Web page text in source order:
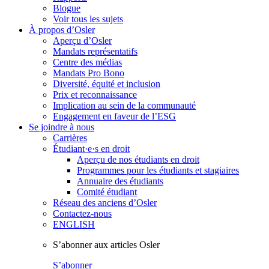
Blogue
Voir tous les sujets
À propos d’Osler
Aperçu d’Osler
Mandats représentatifs
Centre des médias
Mandats Pro Bono
Diversité, équité et inclusion
Prix ​​et reconnaissance
Implication au sein de la communauté
Engagement en faveur de l’ESG
Se joindre à nous
Carrières
Étudiant·e·s en droit
Aperçu de nos étudiants en droit
Programmes pour les étudiants et stagiaires
Annuaire des étudiants
Comité étudiant
Réseau des anciens d’Osler
Contactez-nous
ENGLISH
S’abonner aux articles Osler
S’abonner